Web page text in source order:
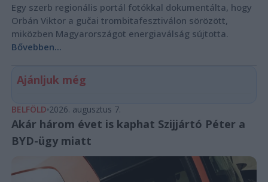
Egy szerb regionális portál fotókkal dokumentálta, hogy
Orbán Viktor a gučai trombitafesztiválon sörözött,
miközben Magyarországot energiaválság sújtotta.
Bővebben...
Ajánljuk még
BELFÖLD 2026. augusztus 7.
Akár három évet is kaphat Szijjártó Péter a
BYD-ügy miatt